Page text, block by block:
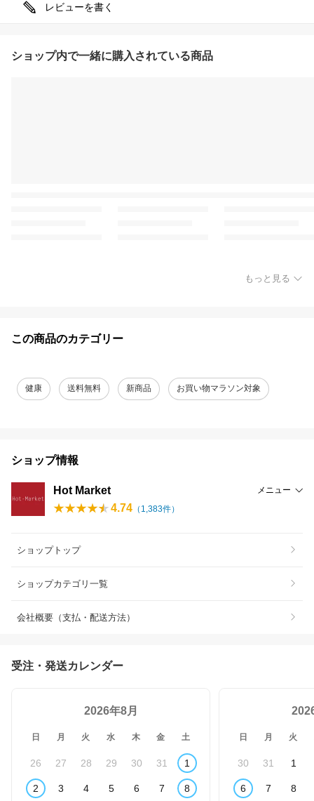
レビューを書く
ショップ内で一緒に購入されている商品
もっと見る
この商品のカテゴリー
健康 送料無料 新商品 お買い物マラソン対象
ショップ情報
Hot Market メニュー
4.74 （ 1,383件）
ショップトップ
ショップカテゴリ一覧
会社概要（支払・配送方法）
受注・発送カレンダー
2026年8月
日 月 火 水 木 金 土
26 27 28 29 30 31 1
2 3 4 5 6 7 8
日 月 火
30 31 1
6 7 8